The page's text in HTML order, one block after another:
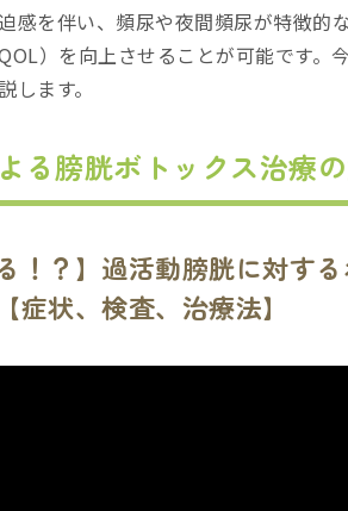
感を伴い、頻尿や夜間頻尿が特徴的
）を向上させることが可能です。
します。
る膀胱ボトックス治療
！？】過活動膀胱に対す
症状、検査、治療法】